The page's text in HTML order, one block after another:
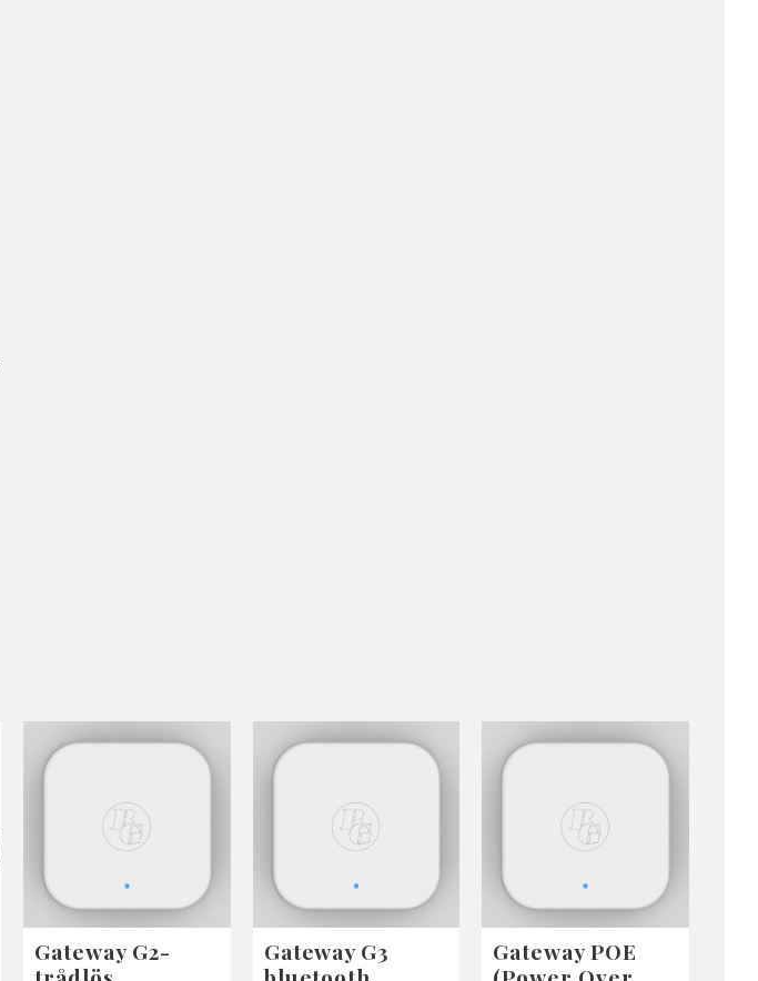
Gateway G2-
Gateway G3
Gateway POE